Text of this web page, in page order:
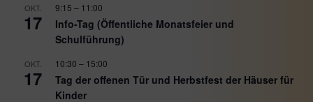
OKT.
17
9:15 – 11:00
Info-Tag (Öffentliche Monatsfeier und
Schulführung)
OKT.
17
10:30 – 15:00
Tag der offenen Tür und Herbstfest der Häuser für
Kinder